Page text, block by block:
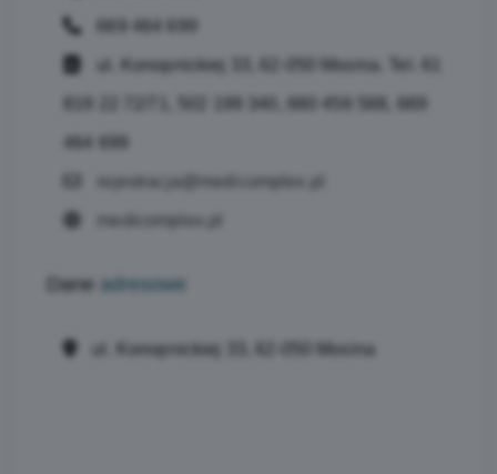
ul. Konopnickiej 33, 62-050 Mosina. Tel. 61
rejestracja@medicomplex.pl
medicomplex.pl
Dane adresowe
ul. Konopnickiej 33, 62-050 Mosina